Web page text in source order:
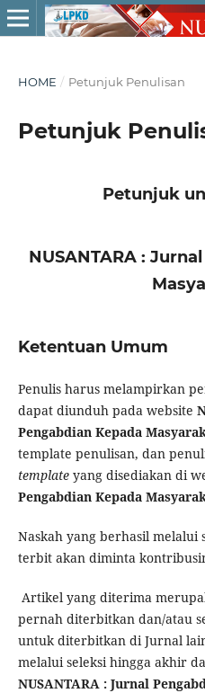
HOME / Petunjuk Penulisan
Petunjuk
Petunjuk
NUSANTARA :
Ketentuan Umum
Penulis harus melampirkan
dapat diunduh pada website
Pengabdian Kepada
template penulisan, dan
templateyang disediakan di
Pengabdian Kepada
Naskah yang berhasil melalui
terbit akan diminta
Artikel yang diterima
pernah diterbitkan dan/atau
untuk diterbitkan di Jurnal
melalui seleksi hingga akhir
NUSANTARA : Jurnal